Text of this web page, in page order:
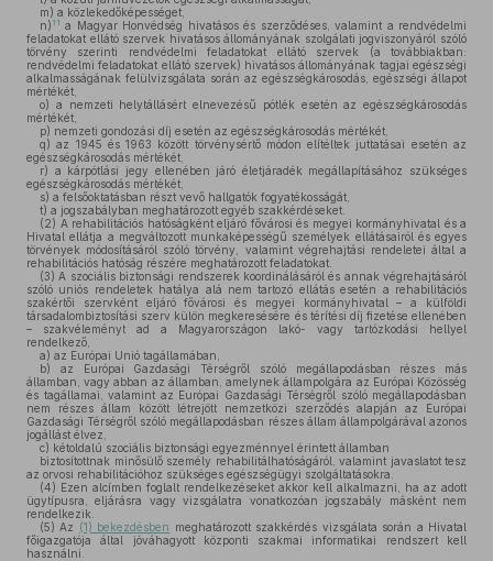
m) a közlekedőképességet,
n) 11 a Magyar Honvédség hivatásos és szerződéses, valamint a rendvédelmi
feladatokat ellátó szervek hivatásos állományának szolgálati jogviszonyáról szóló
törvény szerinti rendvédelmi feladatokat ellátó szervek (a továbbiakban:
rendvédelmi feladatokat ellátó szervek) hivatásos állományának tagjai egészségi
alkalmasságának felülvizsgálata során az egészségkárosodás, egészségi állapot
mértékét,
o) a nemzeti helytállásért elnevezésű pótlék esetén az egészségkárosodás
mértékét,
p) nemzeti gondozási díj esetén az egészségkárosodás mértékét,
q) az 1945 és 1963 között törvénysértő módon elítéltek juttatásai esetén az
egészségkárosodás mértékét,
r) a kárpótlási jegy ellenében járó életjáradék megállapításához szükséges
egészségkárosodás mértékét,
s) a felsőoktatásban részt vevő hallgatók fogyatékosságát,
t) a jogszabályban meghatározott egyéb szakkérdéseket.
(2) A rehabilitációs hatóságként eljáró fővárosi és megyei kormányhivatal és a
Hivatal ellátja a megváltozott munkaképességű személyek ellátásairól és egyes
törvények módosításáról szóló törvény, valamint végrehajtási rendeletei által a
rehabilitációs hatóság részére meghatározott feladatokat.
(3) A szociális biztonsági rendszerek koordinálásáról és annak végrehajtásáról
szóló uniós rendeletek hatálya alá nem tartozó ellátás esetén a rehabilitációs
szakértői szervként eljáró fővárosi és megyei kormányhivatal – a külföldi
társadalombiztosítási szerv külön megkeresésére és térítési díj fizetése ellenében
– szakvéleményt ad a Magyarországon lakó- vagy tartózkodási hellyel
rendelkező,
a) az Európai Unió tagállamában,
b) az Európai Gazdasági Térségről szóló megállapodásban részes más
államban, vagy abban az államban, amelynek állampolgára az Európai Közösség
és tagállamai, valamint az Európai Gazdasági Térségről szóló megállapodásban
nem részes állam között létrejött nemzetközi szerződés alapján az Európai
Gazdasági Térségről szóló megállapodásban részes állam állampolgárával azonos
jogállást élvez,
c) kétoldalú szociális biztonsági egyezménnyel érintett államban
biztosítottnak minősülő személy rehabilitálhatóságáról, valamint javaslatot tesz
az orvosi rehabilitációhoz szükséges egészségügyi szolgáltatásokra.
(4) Ezen alcímben foglalt rendelkezéseket akkor kell alkalmazni, ha az adott
ügytípusra, eljárásra vagy vizsgálatra vonatkozóan jogszabály másként nem
rendelkezik.
(5) Az (1) bekezdésben meghatározott szakkérdés vizsgálata során a Hivatal
főigazgatója által jóváhagyott központi szakmai informatikai rendszert kell
használni.